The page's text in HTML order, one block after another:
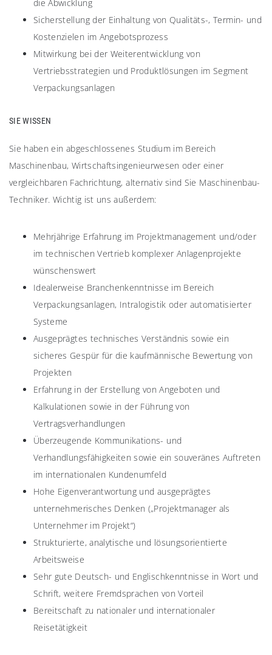
die Abwicklung
Sicherstellung der Einhaltung von Qualitäts-, Termin- und
Kostenzielen im Angebotsprozess
Mitwirkung bei der Weiterentwicklung von
Vertriebsstrategien und Produktlösungen im Segment
Verpackungsanlagen
SIE WISSEN
Sie haben ein abgeschlossenes Studium im Bereich
Maschinenbau, Wirtschaftsingenieurwesen oder einer
vergleichbaren Fachrichtung, alternativ sind Sie Maschinenbau-
Techniker. Wichtig ist uns außerdem:
Mehrjährige Erfahrung im Projektmanagement und/oder
im technischen Vertrieb komplexer Anlagenprojekte
wünschenswert
Idealerweise Branchenkenntnisse im Bereich
Verpackungsanlagen, Intralogistik oder automatisierter
Systeme
Ausgeprägtes technisches Verständnis sowie ein
sicheres Gespür für die kaufmännische Bewertung von
Projekten
Erfahrung in der Erstellung von Angeboten und
Kalkulationen sowie in der Führung von
Vertragsverhandlungen
Überzeugende Kommunikations- und
Verhandlungsfähigkeiten sowie ein souveränes Auftreten
im internationalen Kundenumfeld
Hohe Eigenverantwortung und ausgeprägtes
unternehmerisches Denken („Projektmanager als
Unternehmer im Projekt“)
Strukturierte, analytische und lösungsorientierte
Arbeitsweise
Sehr gute Deutsch- und Englischkenntnisse in Wort und
Schrift, weitere Fremdsprachen von Vorteil
Bereitschaft zu nationaler und internationaler
Reisetätigkeit